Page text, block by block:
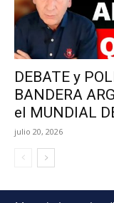
DEBATE y
BANDERA
el MUNDIAL
julio 20, 2026